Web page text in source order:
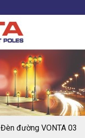
Đèn đường VONTA 03